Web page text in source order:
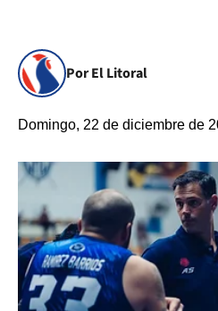
Por El Litoral
Domingo, 22 de diciembre de